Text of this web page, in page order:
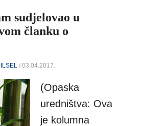
sudjelovao u
članku o
/ 03.04.2017.
(Opaska
uredništva: Ova
je kolumna